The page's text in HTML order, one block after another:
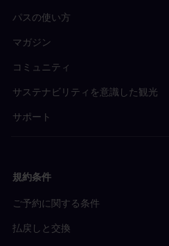
パスの使い方
マガジン
コミュニティ
サステナビリティを意識した観光
サポート
規約条件
ご予約に関する条件
払戻しと交換